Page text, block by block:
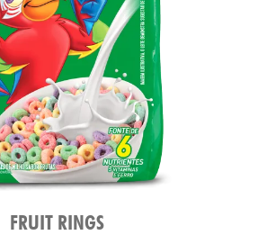
FRUIT RINGS